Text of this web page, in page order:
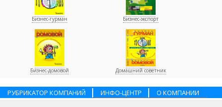
Бизнес-гурман Бизнес-экспорт
Бизнес-домовой Домашний советник
РУБРИКАТОР КОМПАНИЙ ИНФО-ЦЕНТР
О КОМПАНИИ